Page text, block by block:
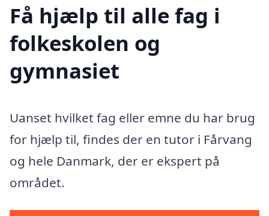
Få hjælp til alle fag i
folkeskolen og
gymnasiet
Uanset hvilket fag eller emne du har brug
for hjælp til, findes der en tutor i Fårvang
og hele Danmark, der er ekspert på
området.